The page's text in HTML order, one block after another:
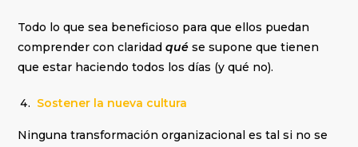
Todo lo que sea beneficioso para que ellos puedan
comprender con claridadquése supone que tienen
que estar haciendo todos los días (y qué no).
Sostener la nueva cultura
Ninguna transformación organizacional es tal si no se